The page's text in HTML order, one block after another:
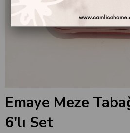
Emaye Meze
6'lı Set